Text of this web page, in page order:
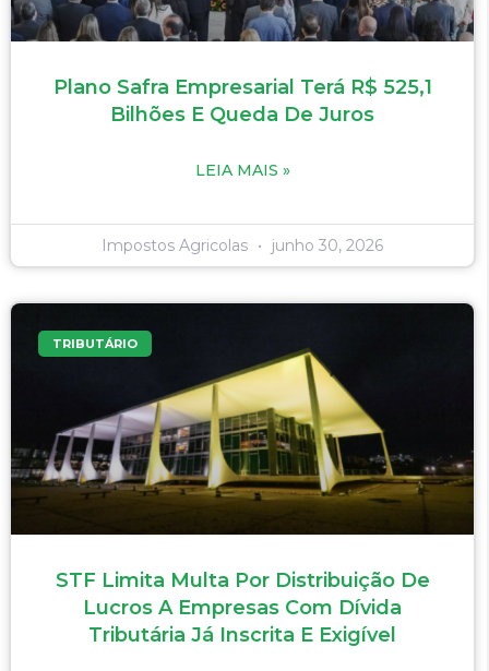
Plano Safra Empresarial Terá R$ 525,1
Bilhões E Queda De Juros
LEIA MAIS »
Impostos Agricolas junho 30, 2026
TRIBUTÁRIO
STF Limita Multa Por Distribuição De
Lucros A Empresas Com Dívida
Tributária Já Inscrita E Exigível